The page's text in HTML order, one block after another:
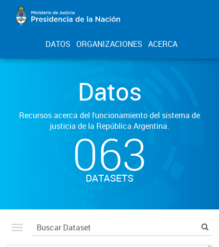
DATOS ORGANIZACIONES ACERCA
Datos
Recursos acerca del funcionamiento del sistema de
justicia de la República Argentina.
063
DATASETS